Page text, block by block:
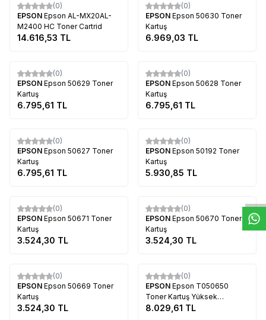
(0)
EPSON Epson AL-MX20AL-
M2400 HC Toner Cartrid
14.616,53 TL
(0)
EPSON Epson 50630 Toner
Kartuş
6.969,03 TL
(0)
EPSON Epson 50629 Toner
Kartuş
6.795,61 TL
(0)
EPSON Epson 50628 Toner
Kartuş
6.795,61 TL
(0)
EPSON Epson 50627 Toner
Kartuş
6.795,61 TL
(0)
EPSON Epson 50192 Toner
Kartuş
5.930,85 TL
(0)
EPSON Epson 50671 Toner
Kartuş
3.524,30 TL
(0)
EPSON Epson 50670 Toner
Kartuş
3.524,30 TL
(0)
EPSON Epson 50669 Toner
Kartuş
3.524,30 TL
(0)
EPSON Epson T050650
Toner Kartuş Yüksek
Kapasite
8.029,61 TL